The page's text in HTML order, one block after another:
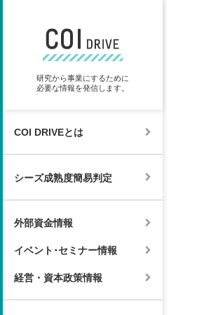
研究から事業にするために
必要な情報を発信します。
COI DRIVEとは
シーズ成熟度簡易判定
外部資金情報
イベント･セミナー情報
経営・資本政策情報